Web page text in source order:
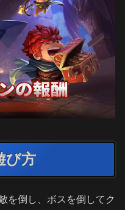
び方
を倒し、ボスを倒してク